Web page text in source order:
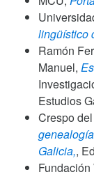
lingüístico
Ramón
Manuel,
Estudios
Crespo
Galicia,,
Fundación